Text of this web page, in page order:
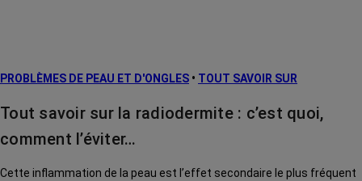
PROBLÈMES DE PEAU ET D'ONGLES • TOUT SAVOIR SUR
Tout savoir sur la radiodermite : c’est quoi,
comment l’éviter…
Cette inflammation de la peau est l’effet secondaire le plus fréquent